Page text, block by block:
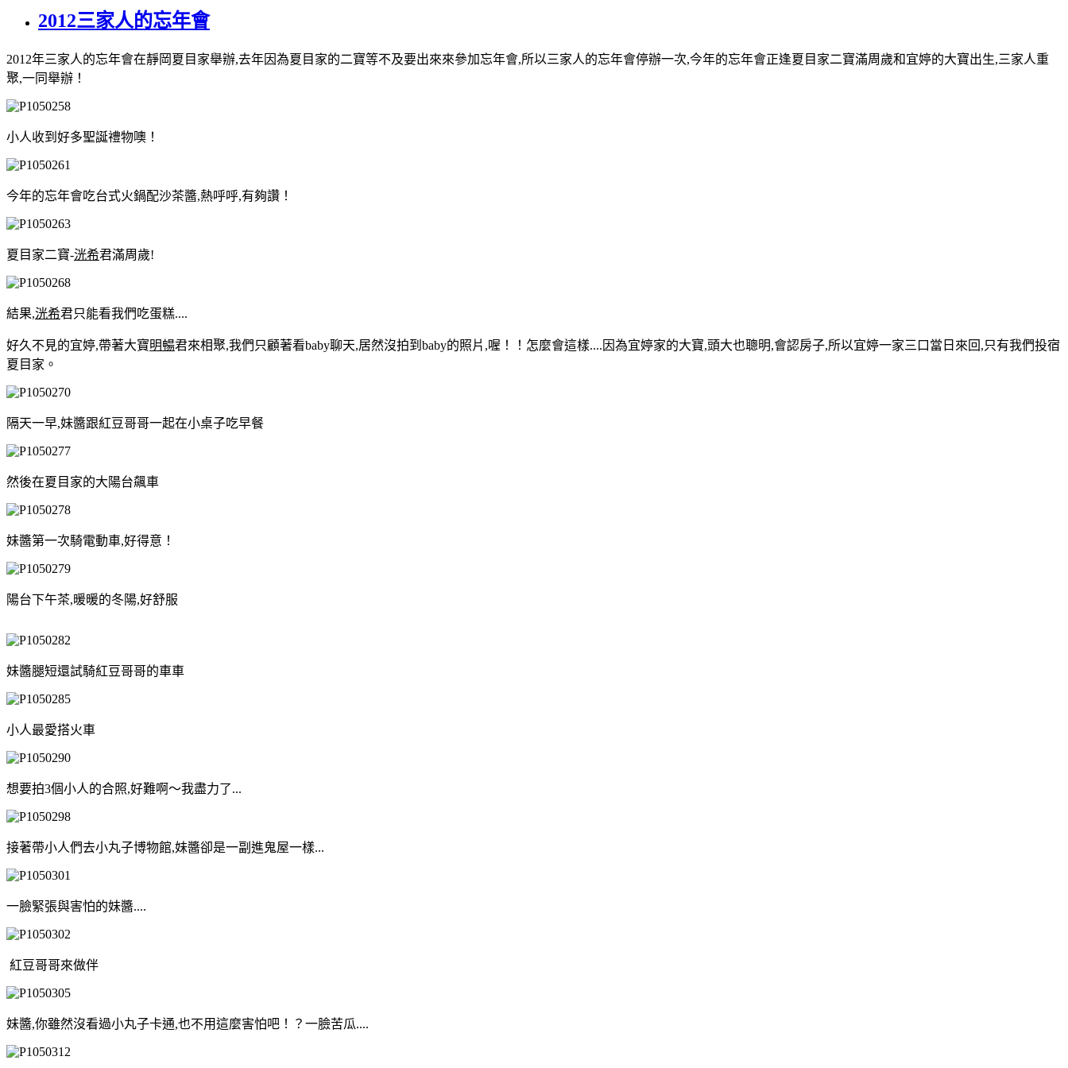
2012三家人的忘年會
2012年三家人的忘年會在靜岡夏目家舉辦,去年因為夏目家的二寶等不及要出來來參加忘年會,所以三家人的忘年會停辦一次,今年的忘年會正逢夏目家二寶滿周歲和宜婷的大寶出生,三家人重
聚,一同舉辦！
小人收到好多聖誕禮物噢！
今年的忘年會吃台式火鍋配沙茶醬,熱呼呼,有夠讚！
夏目家二寶-洸希君滿周歲!
結果,洸希君只能看我們吃蛋糕....
好久不見的宜婷,帶著大寶明暢君來相聚,我們只顧著看baby聊天,居然沒拍到baby的照片,喔！！怎麼會這樣....因為宜婷家的大寶,頭大也聰明,會認房子,所以宜婷一家三口當日來回,只有我們投宿
夏目家。
隔天一早,妹醬跟紅豆哥哥一起在小桌子吃早餐
然後在夏目家的大陽台飆車
妹醬第一次騎電動車,好得意！
陽台下午茶,暖暖的冬陽,好舒服
妹醬腿短還試騎紅豆哥哥的車車
小人最愛搭火車
想要拍3個小人的合照,好難啊～我盡力了...
接著帶小人們去小丸子博物館,妹醬卻是一副進鬼屋一樣...
一臉緊張與害怕的妹醬....
紅豆哥哥來做伴
妹醬,你雖然沒看過小丸子卡通,也不用這麼害怕吧！？一臉苦瓜....